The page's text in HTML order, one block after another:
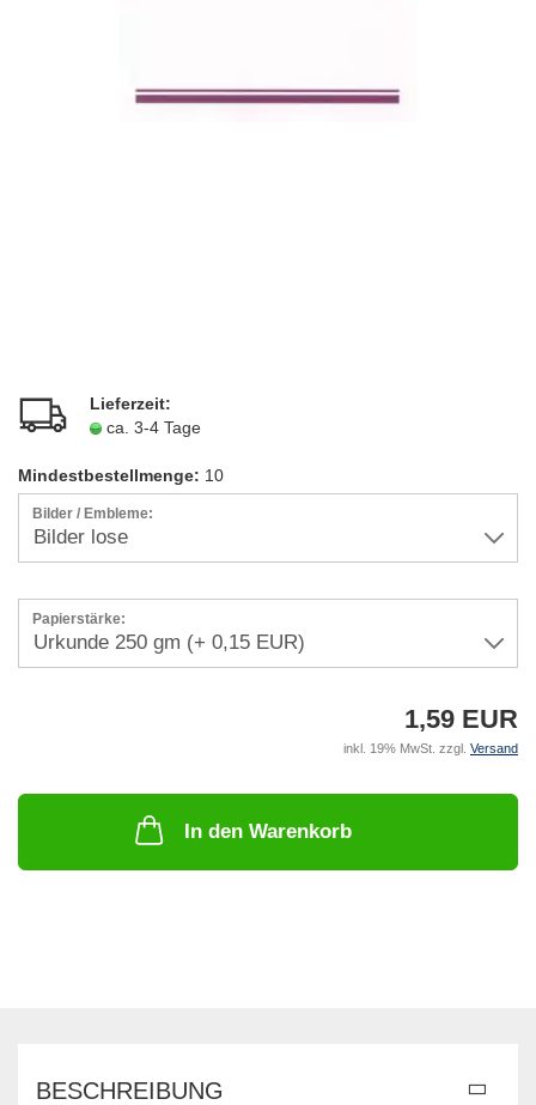
Lieferzeit:
ca. 3-4 Tage
Mindestbestellmenge: 10
Bilder / Embleme:
Papierstärke:
1,59 EUR
inkl. 19% MwSt. zzgl. Versand
In den Warenkorb
BESCHREIBUNG